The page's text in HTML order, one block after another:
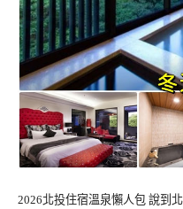
2026北投住宿溫泉懶人包 說到